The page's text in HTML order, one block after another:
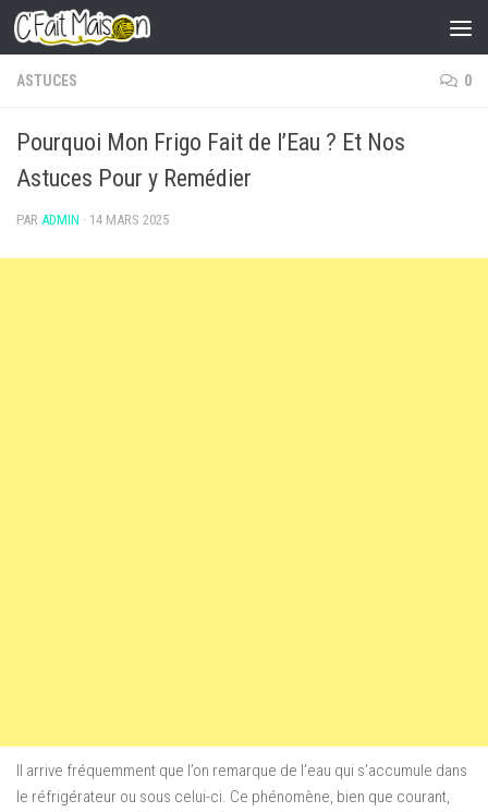
Skip to content
ASTUCES 0
Pourquoi Mon Frigo Fait de l’Eau ? Et Nos
Astuces Pour y Remédier
PAR ADMIN · 14 MARS 2025
Il arrive fréquemment que l’on remarque de l’eau qui s’accumule dans
le réfrigérateur ou sous celui-ci. Ce phénomène, bien que courant,